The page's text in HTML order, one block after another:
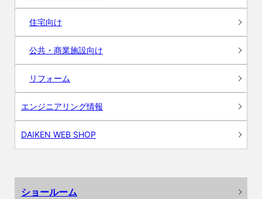
住宅向け
公共・商業施設向け
リフォーム
エンジニアリング情報
DAIKEN WEB SHOP
ショールーム